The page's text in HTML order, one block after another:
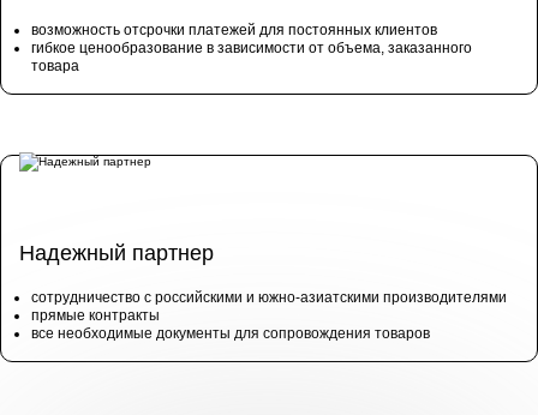
возможность отсрочки платежей для постоянных клиентов
гибкое ценообразование в зависимости от объема, заказанного
товара
Надежный партнер
сотрудничество с российскими и южно-азиатскими производителями
прямые контракты
все необходимые документы для сопровождения товаров